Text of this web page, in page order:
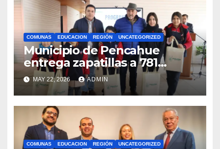
COMUNAS EDUCACION REGIÓN UNCATEGORIZED
Municipio de Pencahue
entrega zapatillas a 781
estudiantes con recursos del
Royalty Minero
MAY 22, 2026 ADMIN
COMUNAS EDUCACION REGIÓN UNCATEGORIZED